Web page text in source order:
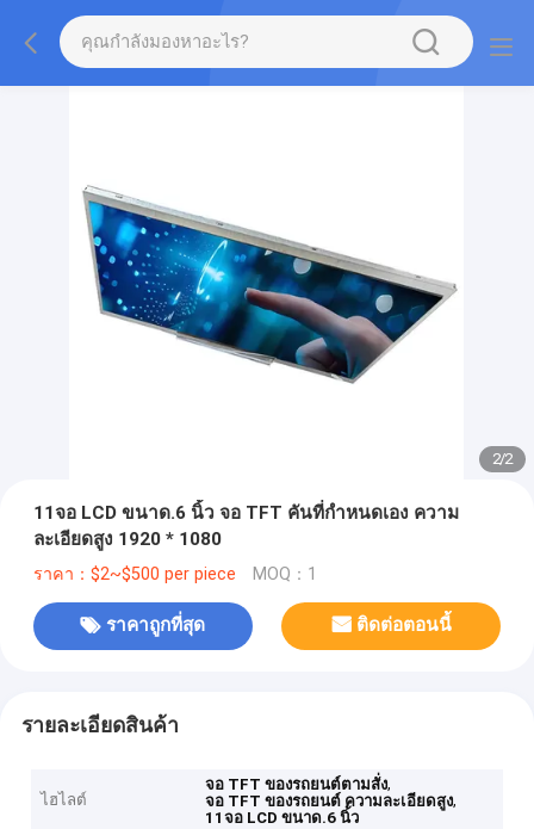
2/2
11จอ LCD ขนาด.6 นิ้ว จอ TFT คันที่กําหนดเอง ความ
ละเอียดสูง 1920 * 1080
ราคา：$2~$500 per piece MOQ：1
ราคาถูกที่สุด ติดต่อตอนนี้
รายละเอียดสินค้า
ไฮไลต์
จอ TFT ของรถยนต์ตามสั่ง,
จอ TFT ของรถยนต์ ความละเอียดสูง,
11จอ LCD ขนาด.6 นิ้ว